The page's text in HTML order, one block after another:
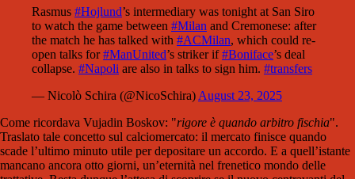
Rasmus #Hojlund’s intermediary was tonight at San Siro
to watch the game between #Milan and Cremonese: after
the match he has talked with #ACMilan, which could re-
open talks for#ManUnited’s striker if#Boniface’s deal
collapse. #Napoli are also in talks to sign him. #transfers
— Nicolò Schira (@NicoSchira) August 23, 2025
Come ricordava Vujadin Boskov: "rigore è quando arbitro fischia".
Traslato tale concetto sul calciomercato: il mercato finisce quando
scade l’ultimo minuto utile per depositare un accordo. E a quell’istante
mancano ancora otto giorni, un’eternità nel frenetico mondo delle